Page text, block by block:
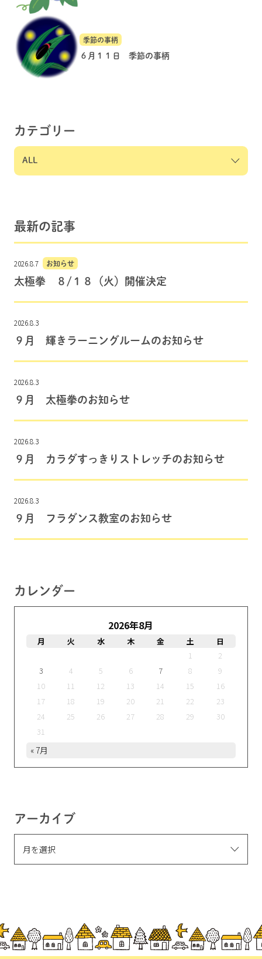
季節の事柄
６月１１日 季節の事柄
カテゴリー
最新の記事
2026.8.7 お知らせ
太極拳 ８/１８（火）開催決定
2026.8.3
９月 輝きラーニングルームのお知らせ
2026.8.3
９月 太極拳のお知らせ
2026.8.3
９月 カラダすっきりストレッチのお知らせ
2026.8.3
９月 フラダンス教室のお知らせ
カレンダー
2026年8月
月 火 水 木 金 土
日
1
2
3
4 5 6 7 8
9
10
11 12 13 14 15
16
17
18 19 20 21 22
23
24
25 26 27 28 29
30
31
« 7月
アーカイブ